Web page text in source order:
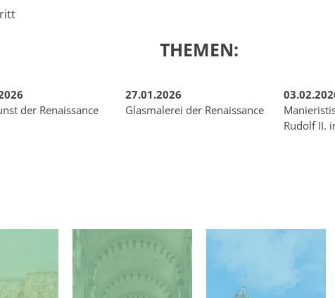
THEMEN:
der Renaissance
27.01.2026
Glasmalerei der Renaissance
Rudolf II.